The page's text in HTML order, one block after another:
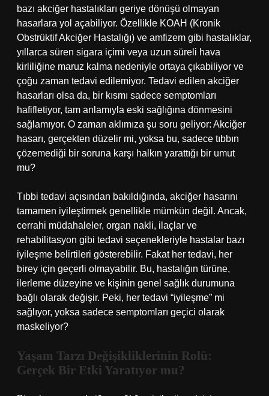
bazı akciğer hastalıkları geriye dönüşü olmayan
hasarlara yol açabiliyor. Özellikle KOAH (Kronik
Obstrüktif Akciğer Hastalığı) ve amfizem gibi hastalıklar,
yıllarca süren sigara içimi veya uzun süreli hava
kirliliğine maruz kalma nedeniyle ortaya çıkabiliyor ve
çoğu zaman tedavi edilemiyor. Tedavi edilen akciğer
hasarları olsa da, bir kısmı sadece semptomları
hafifletiyor, tam anlamıyla eski sağlığına dönmesini
sağlamıyor. O zaman aklımıza şu soru geliyor: Akciğer
hasarı, gerçekten düzelir mi, yoksa bu, sadece tıbbın
çözemediği bir soruna karşı halkın yarattığı bir umut
mu?
Tıbbi tedavi açısından bakıldığında, akciğer hasarını
tamamen iyileştirmek genellikle mümkün değil. Ancak,
cerrahi müdahaleler, organ nakli, ilaçlar ve
rehabilitasyon gibi tedavi seçenekleriyle hastalar bazı
iyileşme belirtileri gösterebilir. Fakat her tedavi, her
birey için geçerli olmayabilir. Bu, hastalığın türüne,
ilerleme düzeyine ve kişinin genel sağlık durumuna
bağlı olarak değişir. Peki, her tedavi “iyileşme” mi
sağlıyor, yoksa sadece semptomları geçici olarak
maskeliyor?
Yaşam Tarzı Değişikliklerinin Rolü:
Gerçek Bir Etki Yaratıyor mu?